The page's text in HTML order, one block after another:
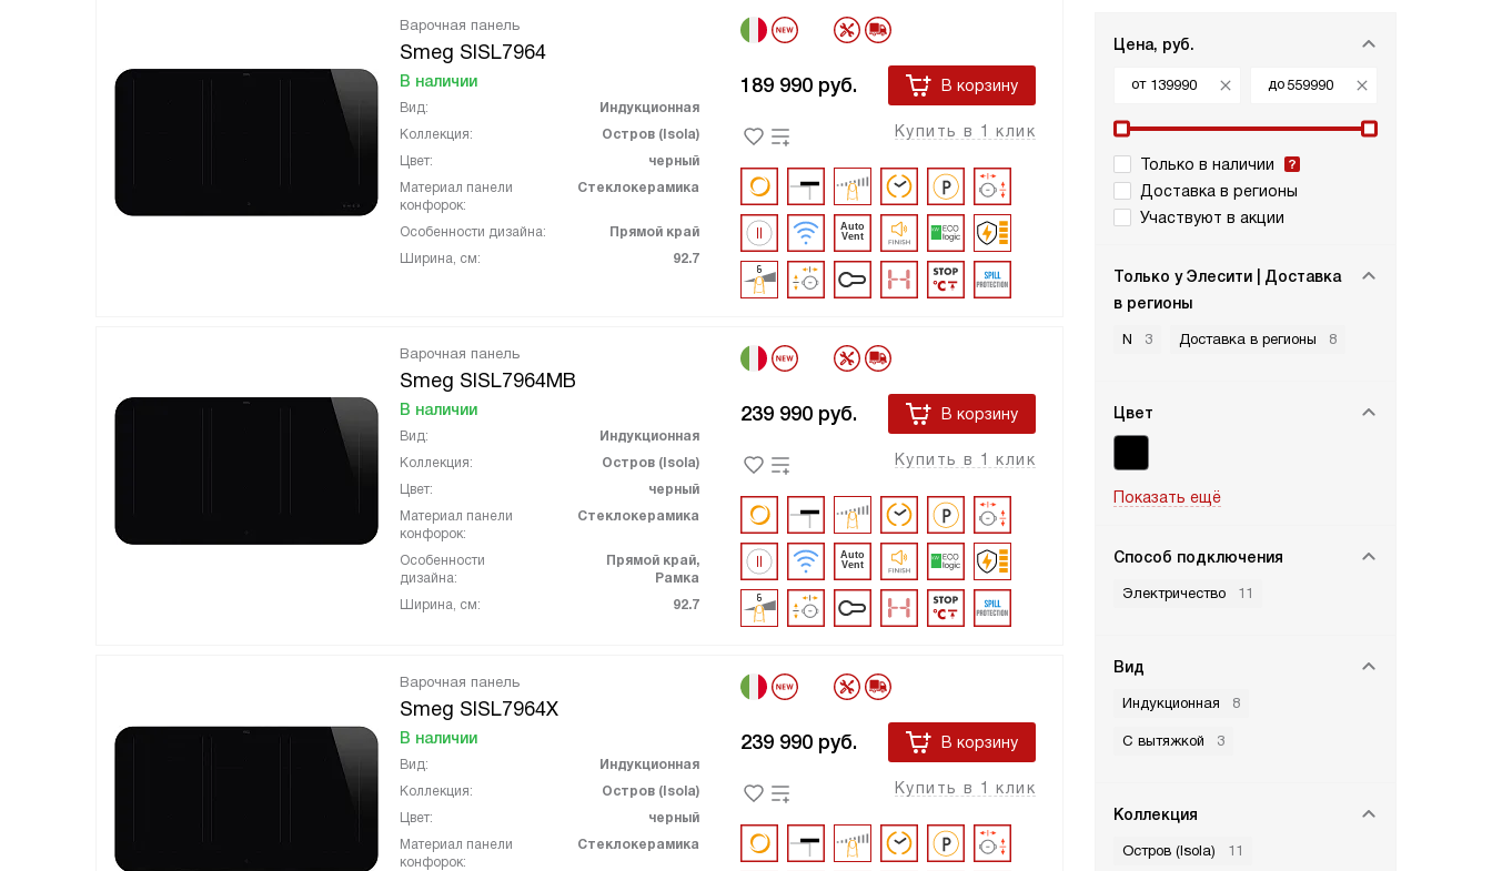
Цена, руб.
от до
Только в наличии
Доставка в регионы
Участвуют в акции
Только у Элесити | Доставка
в регионы
N 3 Доставка в регионы 8
Цвет
Показать ещё
Способ подключения
Электричество 11
Вид
Индукционная 8
С вытяжкой 3
Коллекция
Остров (Isola) 11
Варочная панель
Smeg SISL7964
В наличии
Вид:
Индукционная
Коллекция:
Остров (Isola)
Цвет:
черный
Материал панели
конфорок:
Стеклокерамика
Особенности дизайна:
Прямой край
Ширина, см:
92.7
189 990 руб. В корзину
Купить в 1 клик
Варочная панель
Smeg SISL7964MB
В наличии
Вид:
Индукционная
Коллекция:
Остров (Isola)
Цвет:
черный
Материал панели
конфорок:
Стеклокерамика
Особенности
дизайна:
Прямой край,
Рамка
Ширина, см:
92.7
239 990 руб. В корзину
Купить в 1 клик
Варочная панель
Smeg SISL7964X
В наличии
Вид:
Индукционная
Коллекция:
Остров (Isola)
Цвет:
черный
Материал панели
конфорок:
Стеклокерамика
239 990 руб. В корзину
Купить в 1 клик